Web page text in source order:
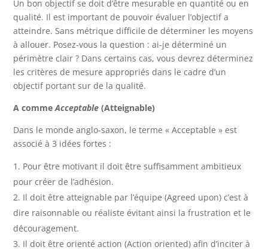
Un bon objectif se doit d’être mesurable en quantité ou en
qualité. Il est important de pouvoir évaluer l’objectif a
atteindre. Sans métrique difficile de déterminer les moyens
à allouer. Posez-vous la question : ai-je déterminé un
périmètre clair ? Dans certains cas, vous devrez déterminez
les critères de mesure appropriés dans le cadre d’un
objectif portant sur de la qualité.
A commeAcceptable (Atteignable)
Dans le monde anglo-saxon, le terme « Acceptable » est
associé à 3 idées fortes :
Pour être motivant il doit être suffisamment ambitieux
pour créer de l’adhésion.
Il doit être atteignable par l’équipe (Agreed upon) c’est à
dire raisonnable ou réaliste évitant ainsi la frustration et le
découragement.
Il doit être orienté action (Action oriented) afin d’inciter à